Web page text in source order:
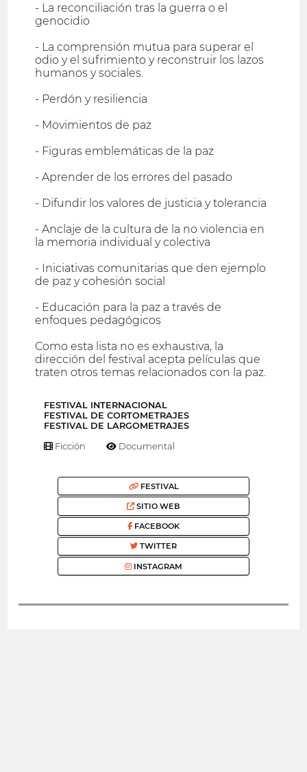
- La reconciliación tras la guerra o el
genocidio
- La comprensión mutua para superar el
odio y el sufrimiento y reconstruir los lazos
humanos y sociales.
- Perdón y resiliencia
- Movimientos de paz
- Figuras emblemáticas de la paz
- Aprender de los errores del pasado
- Difundir los valores de justicia y tolerancia
- Anclaje de la cultura de la no violencia en
la memoria individual y colectiva
- Iniciativas comunitarias que den ejemplo
de paz y cohesión social
- Educación para la paz a través de
enfoques pedagógicos
Como esta lista no es exhaustiva, la
dirección del festival acepta películas que
traten otros temas relacionados con la paz.
FESTIVAL INTERNACIONAL
FESTIVAL DE CORTOMETRAJES
FESTIVAL DE LARGOMETRAJES
Ficción Documental
FESTIVAL
SITIO WEB
FACEBOOK
TWITTER
INSTAGRAM